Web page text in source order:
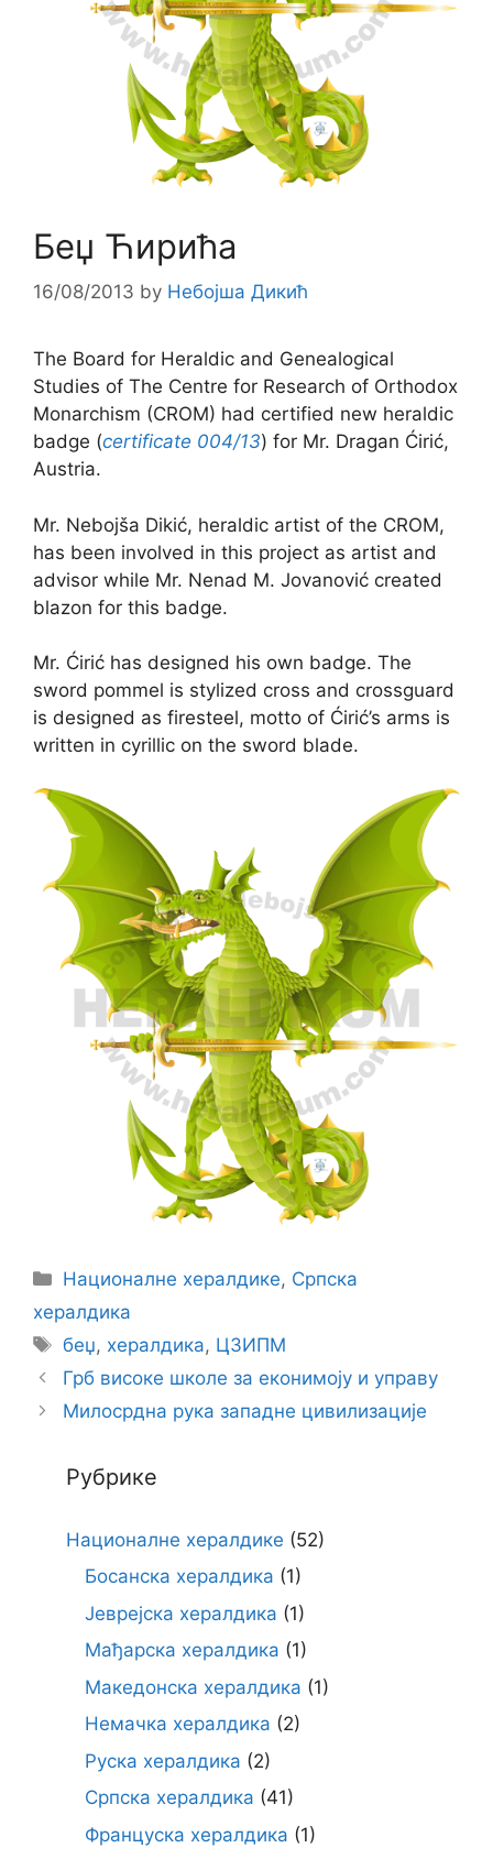
Беџ Ћирића
16/08/2013 by Небојша Дикић
The Board for Heraldic and Genealogical
Studies of The Centre for Research of Orthodox
Monarchism (CROM) had certified new heraldic
badge (certificate 004/13) for Mr. Dragan Ćirić,
Austria.
Mr. Nebojša Dikić, heraldic artist of the CROM,
has been involved in this project as artist and
advisor while Mr. Nenad M. Jovanović created
blazon for this badge.
Mr. Ćirić has designed his own badge. The
sword pommel is stylized cross and crossguard
is designed as firesteel, motto of Ćirić’s arms is
written in cyrillic on the sword blade.
Categories
Националне хералдике, Српска
хералдика
Tags
беџ, хералдика, ЦЗИПМ
Грб високе школе за еконимоју и управу
Милосрдна рука западне цивилизације
Рубрике
Националне хералдике (52)
Босанска хералдика (1)
Јеврејска хералдика (1)
Мађарска хералдика (1)
Македонска хералдика (1)
Немачка хералдика (2)
Руска хералдика (2)
Српска хералдика (41)
Француска хералдика (1)